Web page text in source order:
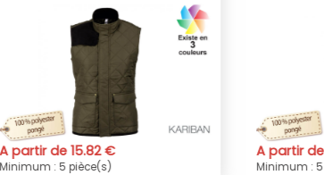
A partir de 16.94 €
Minimum : 5 pièce(s)